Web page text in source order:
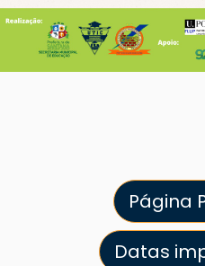
Página
Datas